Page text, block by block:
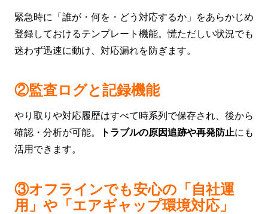
緊急時に「誰が・何を・どう対応するか」をあらかじめ
登録しておけるテンプレート機能。慌ただしい状況でも
迷わず迅速に動け、対応漏れを防ぎます。
②監査ログと記録機能
やり取りや対応履歴はすべて時系列で保存され、後から
確認・分析が可能。
トラブルの原因追跡や再発防止にも
活用できます。
③オフラインでも安心の「自社運
用」や「エアギャップ環境対応」